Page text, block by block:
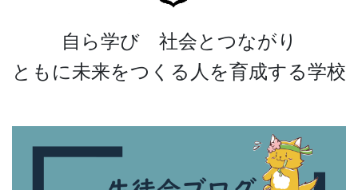
自ら学び 社会とつながり
ともに未来をつくる人を育成する学校